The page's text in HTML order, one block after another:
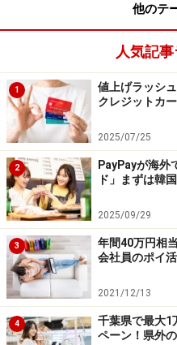
※記事内容は執筆時点のもので
い。
本記事の内容は一般的な情報
商品や投資行動を推奨するもの
投資や資産運用に関する最終
行ってください。
掲載情報の正確性・完全性に
が、その内容を保証するもの
他のテ
人気記
1
値上げラッシ
クレジットカ
2025/07/25
2
PayPayが海外
ド」まずは韓
2025/09/29
3
年間40万円相
会社員のポイ
2021/12/13
4
千葉県で最大1
ペーン！県外